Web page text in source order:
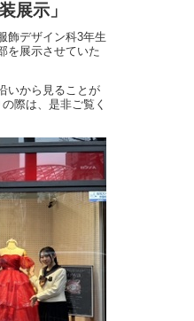
展示」
飾デザイン科3年生
を展示させていた
いから見ることが
際は、是非ご覧く